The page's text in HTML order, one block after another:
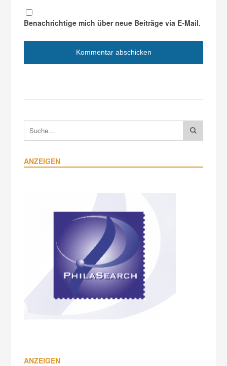
Benachrichtige mich über neue Beiträge via E-Mail.
ANZEIGEN
ANZEIGEN